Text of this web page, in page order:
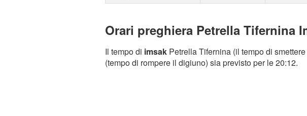
Orari preghiera Petrella Tifernina
Il tempo di imsak Petrella Tifernina (il tempo di
(tempo di rompere il digiuno) sia previsto per le 20:12.